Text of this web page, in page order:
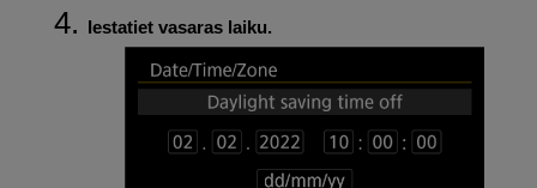
Iestatiet vasaras laiku.